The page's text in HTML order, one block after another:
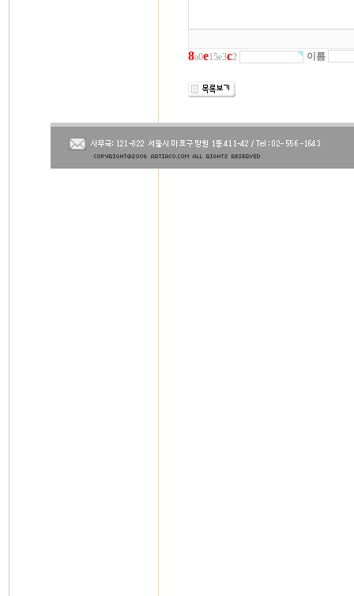
8a0e15e3c2 이름